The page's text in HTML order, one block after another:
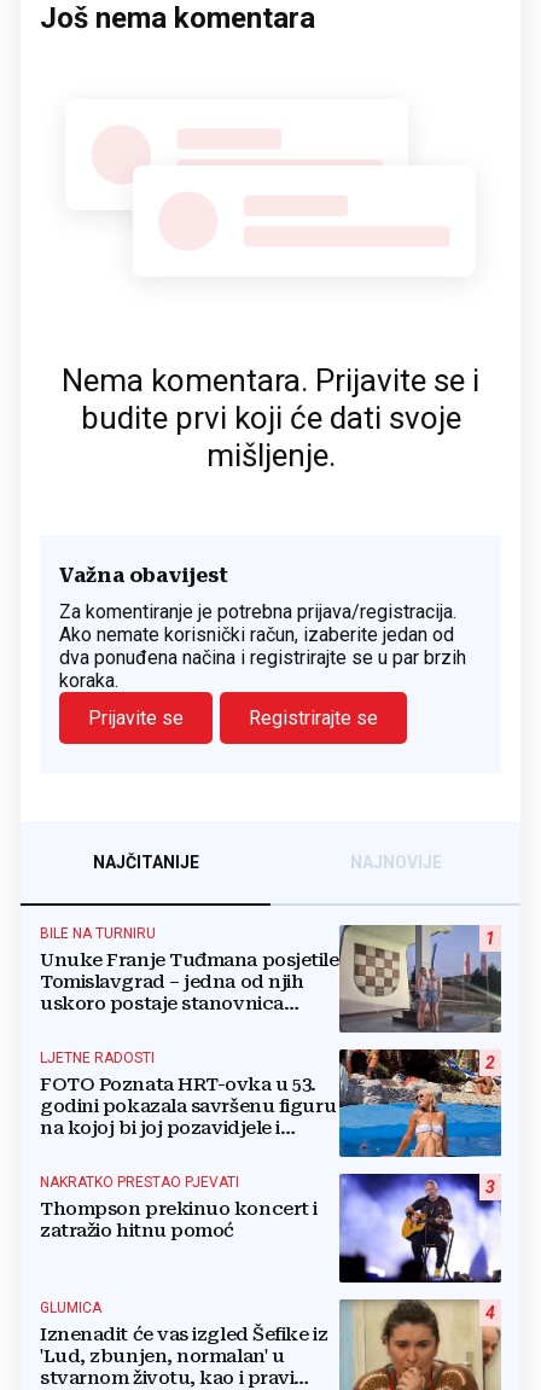
Još nema komentara
Nema komentara. Prijavite se i
budite prvi koji će dati svoje
mišljenje.
Važna obavijest
Za komentiranje je potrebna prijava/registracija.
Ako nemate korisnički račun, izaberite jedan od
dva ponuđena načina i registrirajte se u par brzih
koraka.
Prijavite se
Registrirajte se
NAJČITANIJE NAJNOVIJE
1
BILE NA TURNIRU
Unuke Franje Tuđmana posjetile
Tomislavgrad – jedna od njih
uskoro postaje stanovnica
2
LJETNE RADOSTI
FOTO Poznata HRT-ovka u 53.
godini pokazala savršenu figuru
na kojoj bi joj pozavidjele i
3
NAKRATKO PRESTAO PJEVATI
Thompson prekinuo koncert i
zatražio hitnu pomoć
4
GLUMICA
Iznenadit će vas izgled Šefike iz
'Lud, zbunjen, normalan' u
stvarnom životu, kao i pravi